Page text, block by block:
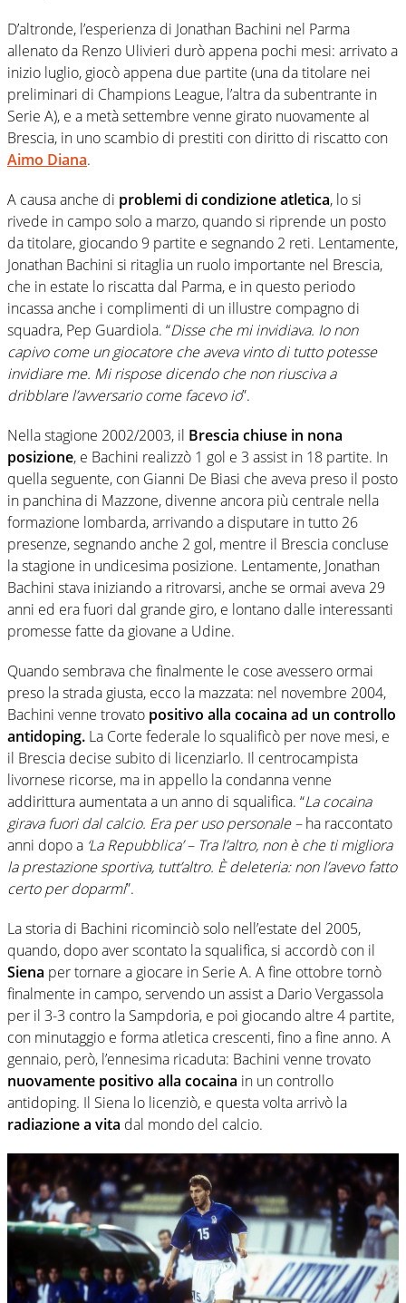
D’altronde, l’esperienza di Jonathan Bachini nel Parma
allenato da Renzo Ulivieri durò appena pochi mesi: arrivato a
inizio luglio, giocò appena due partite (una da titolare nei
preliminari di Champions League, l’altra da subentrante in
Serie A), e a metà settembre venne girato nuovamente al
Brescia, in uno scambio di prestiti con diritto di riscatto con
Aimo Diana.
A causa anche di problemi di condizione atletica, lo si
rivede in campo solo a marzo, quando si riprende un posto
da titolare, giocando 9 partite e segnando 2 reti. Lentamente,
Jonathan Bachini si ritaglia un ruolo importante nel Brescia,
che in estate lo riscatta dal Parma, e in questo periodo
incassa anche i complimenti di un illustre compagno di
squadra, Pep Guardiola. “Disse che mi invidiava. Io non
capivo come un giocatore che aveva vinto di tutto potesse
invidiare me. Mi rispose dicendo che non riusciva a
dribblare l’avversario come facevo io”.
Nella stagione 2002/2003, il Brescia chiuse in nona
posizione, e Bachini realizzò 1 gol e 3 assist in 18 partite. In
quella seguente, con Gianni De Biasi che aveva preso il posto
in panchina di Mazzone, divenne ancora più centrale nella
formazione lombarda, arrivando a disputare in tutto 26
presenze, segnando anche 2 gol, mentre il Brescia concluse
la stagione in undicesima posizione. Lentamente, Jonathan
Bachini stava iniziando a ritrovarsi, anche se ormai aveva 29
anni ed era fuori dal grande giro, e lontano dalle interessanti
promesse fatte da giovane a Udine.
Quando sembrava che finalmente le cose avessero ormai
preso la strada giusta, ecco la mazzata: nel novembre 2004,
Bachini venne trovato positivo alla cocaina ad un controllo
antidoping. La Corte federale lo squalificò per nove mesi, e
il Brescia decise subito di licenziarlo. Il centrocampista
livornese ricorse, ma in appello la condanna venne
addirittura aumentata a un anno di squalifica. “La cocaina
girava fuori dal calcio. Era per uso personale –ha raccontato
anni dopo a ‘La Repubblica’ – Tra l’altro, non è che ti migliora
la prestazione sportiva, tutt’altro. È deleteria: non l’avevo fatto
certo per doparmi”.
La storia di Bachini ricominciò solo nell’estate del 2005,
quando, dopo aver scontato la squalifica, si accordò con il
Siena per tornare a giocare in Serie A. A fine ottobre tornò
finalmente in campo, servendo un assist a Dario Vergassola
per il 3-3 contro la Sampdoria, e poi giocando altre 4 partite,
con minutaggio e forma atletica crescenti, fino a fine anno. A
gennaio, però, l’ennesima ricaduta: Bachini venne trovato
nuovamente positivo alla cocaina in un controllo
antidoping. Il Siena lo licenziò, e questa volta arrivò la
radiazione a vita dal mondo del calcio.